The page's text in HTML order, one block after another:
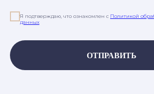
Я подтверждаю, что ознакомлен с Политикой
данных
ОТПРАВИТЬ